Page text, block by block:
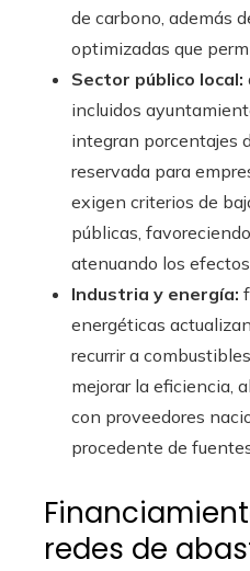
de carbono, además
optimizadas que
Sector público local:
incluidos
integran porcentajes
reservada para
exigen criterios de
públicas,
atenuando los
Industria y energía:
energéticas
recurrir a
mejorar la eficiencia,
con proveedores
procedente de
redes de